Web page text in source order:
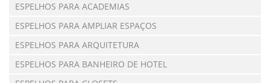
ESPELHOS PARA ACADEMIAS
ESPELHOS PARA AMPLIAR ESPAÇOS
ESPELHOS PARA ARQUITETURA
ESPELHOS PARA BANHEIRO DE HOTEL